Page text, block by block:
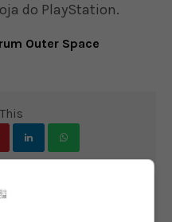
do PlayStation.
Outer Space